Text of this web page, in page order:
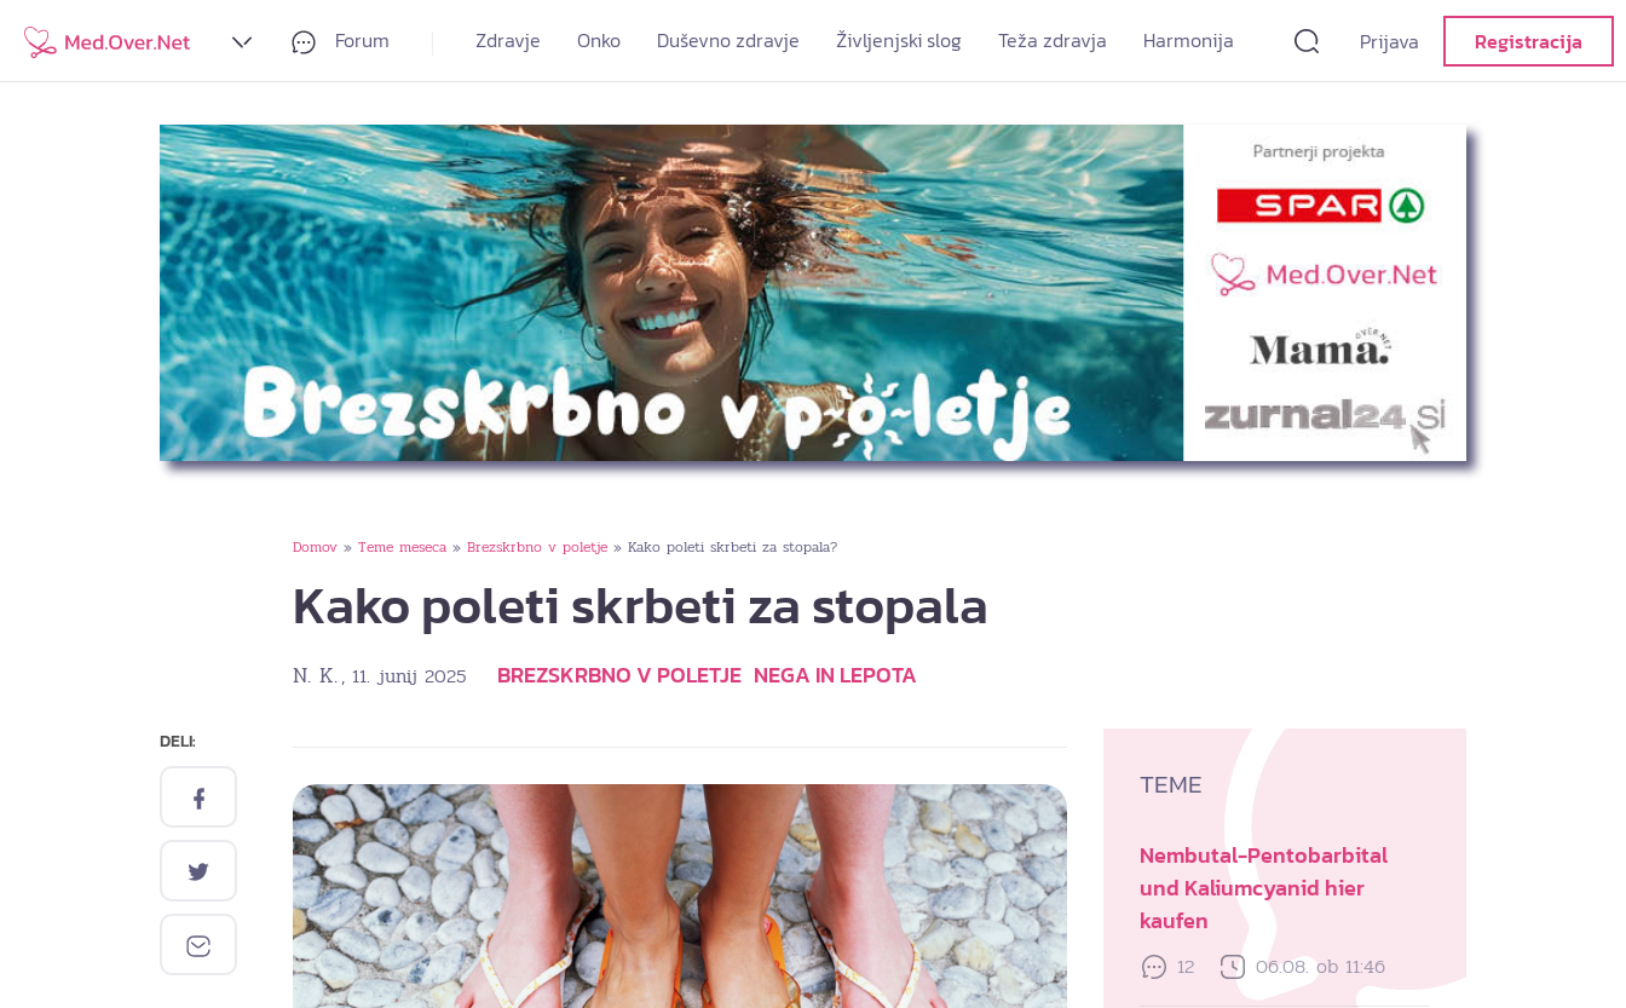
Forum Zdravje Onko Duševno zdravje Življenjski slog Teža zdravja Harmonija Prijava Registracija
Domov » Teme meseca » Brezskrbno v poletje » Kako poleti skrbeti za stopala?
Kako poleti skrbeti za stopala
N. K., 11. junij 2025 BREZSKRBNO V POLETJE NEGA IN LEPOTA
DELI:
TEME
Nembutal-Pentobarbital
und Kaliumcyanid hier
kaufen
12 06.08. ob 11:46